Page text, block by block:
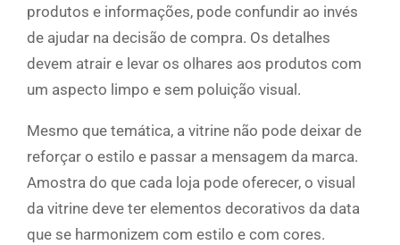
produtos e informações, pode confundir ao invés
de ajudar na decisão de compra. Os detalhes
devem atrair e levar os olhares aos produtos com
um aspecto limpo e sem poluição visual.
Mesmo que temática, a vitrine não pode deixar de
reforçar o estilo e passar a mensagem da marca.
Amostra do que cada loja pode oferecer, o visual
da vitrine deve ter elementos decorativos da data
que se harmonizem com estilo e com cores.